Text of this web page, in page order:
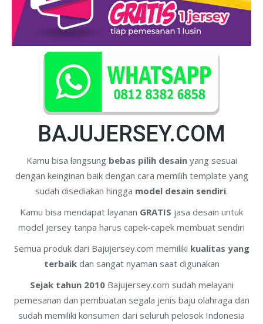
BAJUJERSEY.COM
Kamu bisa langsung bebas pilih desainyang sesuai
dengan keinginan baik dengan cara memilih template yang
sudah disediakan hingga model desain sendiri.
Kamu bisa mendapat layanan GRATIS jasa desain untuk
model jersey tanpa harus capek-capek membuat sendiri
Semua produk dari Bajujersey.com memiliki kualitas yang
terbaikdan sangat nyaman saat digunakan
Sejak tahun 2010Bajujersey.com sudah melayani
pemesanan dan pembuatan segala jenis baju olahraga dan
sudah memiliki konsumen dari seluruh pelosok Indonesia